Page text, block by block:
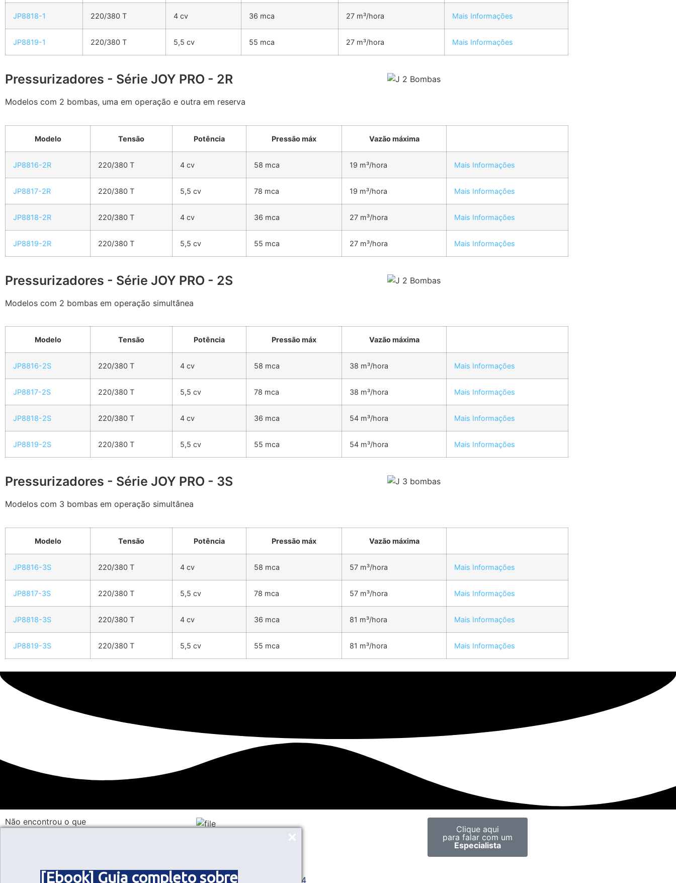
[Ebook] Guia completo sobre
JP8818-1 220/380 T 4 cv 36 mca 27 m³/hora Mais Informações
JP8819-1 220/380 T 5,5 cv 55 mca 27 m³/hora Mais Informações
Pressurizadores - Série JOY PRO - 2R
Modelos com 2 bombas, uma em operação e outra em reserva
Modelo Tensão Potência Pressão máx Vazão máxima
JP8816-2R 220/380 T 4 cv 58 mca 19 m³/hora Mais Informações
JP8817-2R 220/380 T 5,5 cv 78 mca 19 m³/hora Mais Informações
JP8818-2R 220/380 T 4 cv 36 mca 27 m³/hora Mais Informações
JP8819-2R 220/380 T 5,5 cv 55 mca 27 m³/hora Mais Informações
Pressurizadores - Série JOY PRO - 2S
Modelos com 2 bombas em operação simultânea
Modelo Tensão Potência Pressão máx Vazão máxima
JP8816-2S 220/380 T 4 cv 58 mca 38 m³/hora Mais Informações
JP8817-2S 220/380 T 5,5 cv 78 mca 38 m³/hora Mais Informações
JP8818-2S 220/380 T 4 cv 36 mca 54 m³/hora Mais Informações
JP8819-2S 220/380 T 5,5 cv 55 mca 54 m³/hora Mais Informações
Pressurizadores - Série JOY PRO - 3S
Modelos com 3 bombas em operação simultânea
Modelo Tensão Potência Pressão máx Vazão máxima
JP8816-3S 220/380 T 4 cv 58 mca 57 m³/hora Mais Informações
JP8817-3S 220/380 T 5,5 cv 78 mca 57 m³/hora Mais Informações
JP8818-3S 220/380 T 4 cv 36 mca 81 m³/hora Mais Informações
JP8819-3S 220/380 T 5,5 cv 55 mca 81 m³/hora Mais Informações
Não encontrou o que
Clique aqui
para falar com um
Especialista
FIXO: (11) 4071-6671
COMERCIAL: (11) 97639-7654